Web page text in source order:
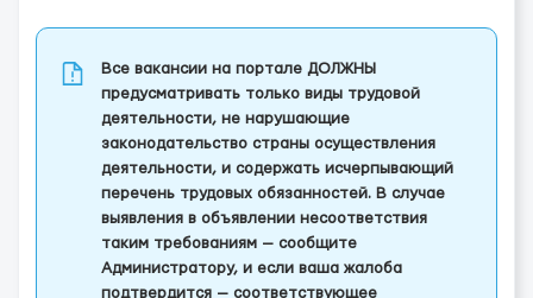
Все вакансии на портале ДОЛЖНЫ
предусматривать только виды трудовой
деятельности, не нарушающие
законодательство страны осуществления
деятельности, и содержать исчерпывающий
перечень трудовых обязанностей. В случае
выявления в объявлении несоответствия
таким требованиям — сообщите
Администратору, и если ваша жалоба
подтвердится — соответствующее